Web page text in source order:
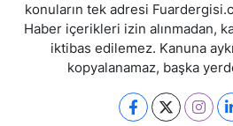
konuların tek adresi
Haber içerikleri izin alınmadan,
iktibas edilemez. Kanuna
kopyalanamaz, başka